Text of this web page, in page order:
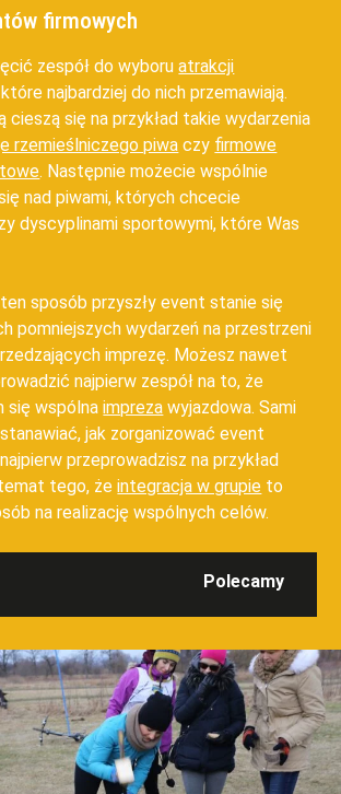
firmowych
zespół do wyboruatrakcji
najbardziej do nich przemawiają.
cieszą się na przykład takie wydarzenia
rzemieślniczego piwa czy firmowe
. Następnie możecie wspólnie
nad piwami, których chcecie
dyscyplinami sportowymi, które Was
sposób przyszły event stanie się
pomniejszych wydarzeń na przestrzeni
imprezę. Możesz nawet
najpierw zespół na to, że
się wspólnaimpreza wyjazdowa. Sami
jak zorganizować event
przeprowadzisz na przykład
tego, żeintegracja w grupie to
na realizację wspólnych celów.
Polecamy